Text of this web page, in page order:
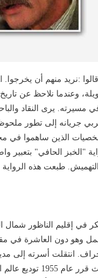
:نريد منهم أن يخرجوا.
وعندما نلاحظ عن
يرى النقاد
جريانه إلى تطور
الذين ساهموا في مجال
"الخبز الحافي"
طبعت هذه الرواية
في منطقة آيت شيكر في إقليم
أسرته الفقيرة إلى مدينة طنجة 1942م.
انتقلت أسرته إلى
شكري القراءة